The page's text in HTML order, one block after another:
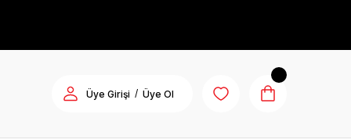
Üye Girişi / Üye Ol